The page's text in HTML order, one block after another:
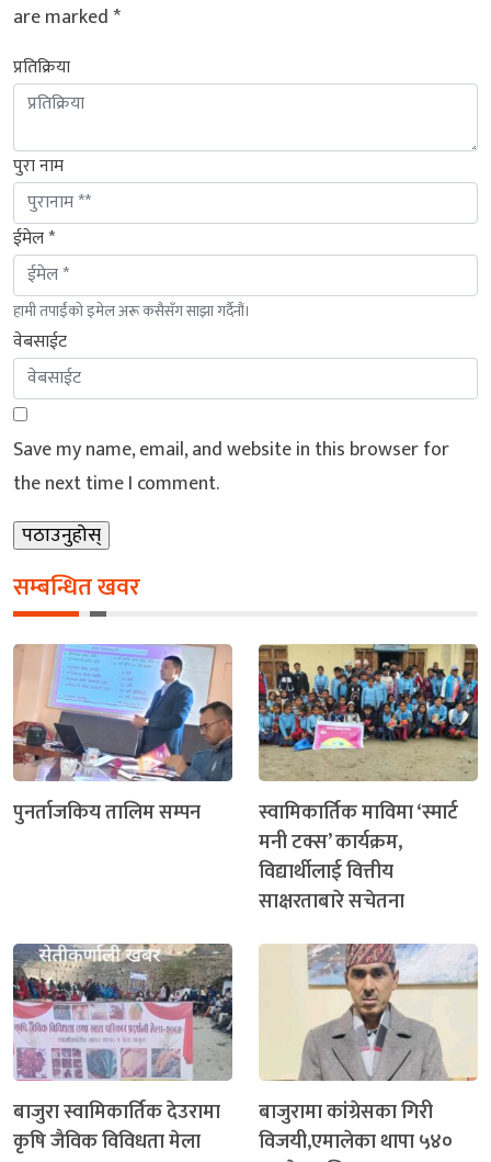
are marked*
प्रतिक्रिया
पुरा नाम
ईमेल *
हामी तपाईंको इमेल अरू कसैसँग साझा गर्दैनौं।
वेबसाईट
Save my name, email, and website in this browser for
the next time I comment.
सम्बन्धित खवर
पुनर्ताजकिय तालिम सम्पन
स्वामिकार्तिक माविमा ‘स्मार्ट
मनी टक्स’ कार्यक्रम,
विद्यार्थीलाई वित्तीय
साक्षरताबारे सचेतना
बाजुरा स्वामिकार्तिक देउरामा
कृषि जैविक विविधता मेला
बाजुरामा कांग्रेसका गिरी
विजयी,एमालेका थापा ५४०